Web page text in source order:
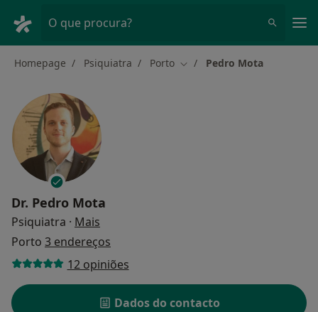
O que procura?
Homepage Psiquiatra Porto Mudar de cidade
Pedro Mota
Dr. Pedro Mota
Psiquiatra · Mais
Porto 3 endereços
12 opiniões
Dados do contacto